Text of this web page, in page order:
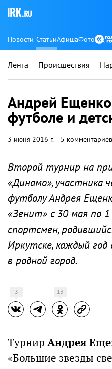
Новости СтатьиАфишаФото
Лента Происшествия
Андрей
футболе и
3 июня 2016 г. 5 комментариев
Второй турнир на
«Динамо», участника
футболу Андрея
«Зенит» с 30 мая по
спортсмен,
Иркутске, каждый
в родной город.
3 13
Турнир Андрея
«Большие звезды